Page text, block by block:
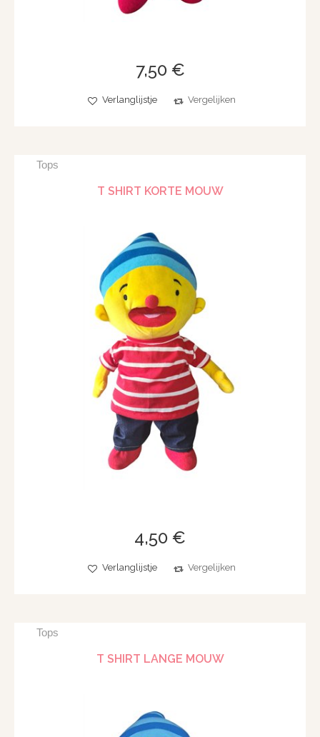
7,50 €
Verlanglijstje Vergelijken
Tops
T SHIRT KORTE MOUW
4,50 €
Verlanglijstje Vergelijken
Tops
T SHIRT LANGE MOUW